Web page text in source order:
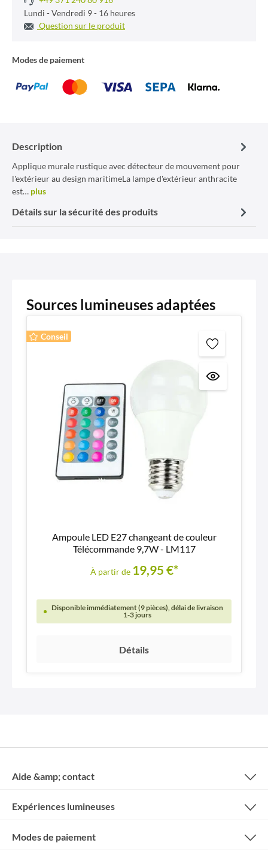
Lundi - Vendredi 9 - 16 heures
Question sur le produit
Modes de paiement
Description
Applique murale rustique avec détecteur de mouvement pour
l'extérieur au design maritimeLa lampe d'extérieur anthracite
est… plus
Détails sur la sécurité des produits
Sources lumineuses adaptées
Conseil
Ampoule LED E27 changeant de couleur
Télécommande 9,7W - LM117
À partir de 19,95 €*
Disponible immédiatement (9 pièces), délai de livraison
1-3 jours
Détails
Aide &amp; contact
Expériences lumineuses
Modes de paiement